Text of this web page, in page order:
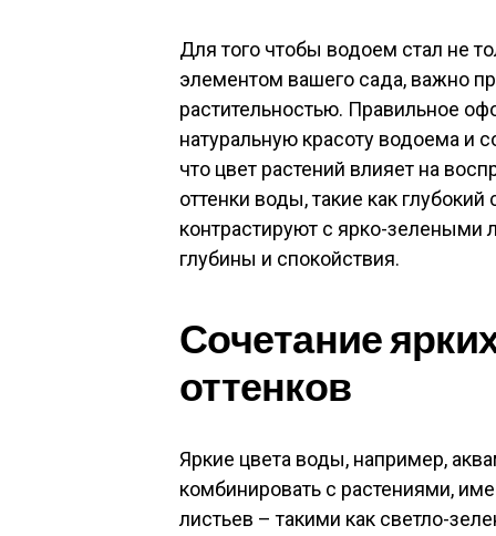
Для того чтобы водоем стал не
элементом вашего сада, важно
растительностью. Правильное
натуральную красоту водоема и
что цвет растений влияет на
оттенки воды, такие как
контрастируют с ярко-зелеными
глубины и спокойствия.
Сочетание
оттенков
Яркие цвета воды, например,
комбинировать с растениями,
листьев – такими как светло-